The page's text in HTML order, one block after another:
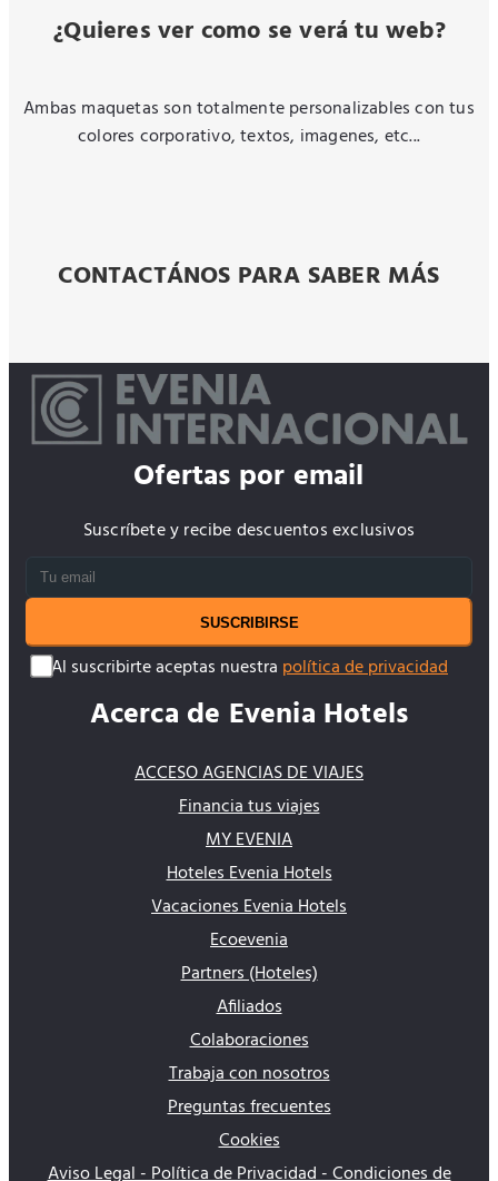
¿Quieres ver como se verá tu web?
Ambas maquetas son totalmente personalizables con tus
colores corporativo, textos, imagenes, etc...
CONTACTÁNOS PARA SABER MÁS
Ofertas por email
Suscríbete y recibe descuentos exclusivos
SUSCRIBIRSE
Al suscribirte aceptas nuestra política de privacidad
Acerca de Evenia Hotels
ACCESO AGENCIAS DE VIAJES
Financia tus viajes
MY EVENIA
Hoteles Evenia Hotels
Vacaciones Evenia Hotels
Ecoevenia
Partners (Hoteles)
Afiliados
Colaboraciones
Trabaja con nosotros
Preguntas frecuentes
Cookies
Aviso Legal - Política de Privacidad - Condiciones de